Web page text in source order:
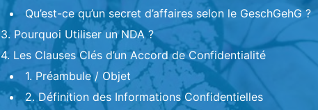
Qu’est-ce qu’un secret d’affaires selon le GeschGehG ?
3. Pourquoi Utiliser un NDA ?
4. Les Clauses Clés d’un Accord de Confidentialité
1. Préambule / Objet
2. Définition des Informations Confidentielles